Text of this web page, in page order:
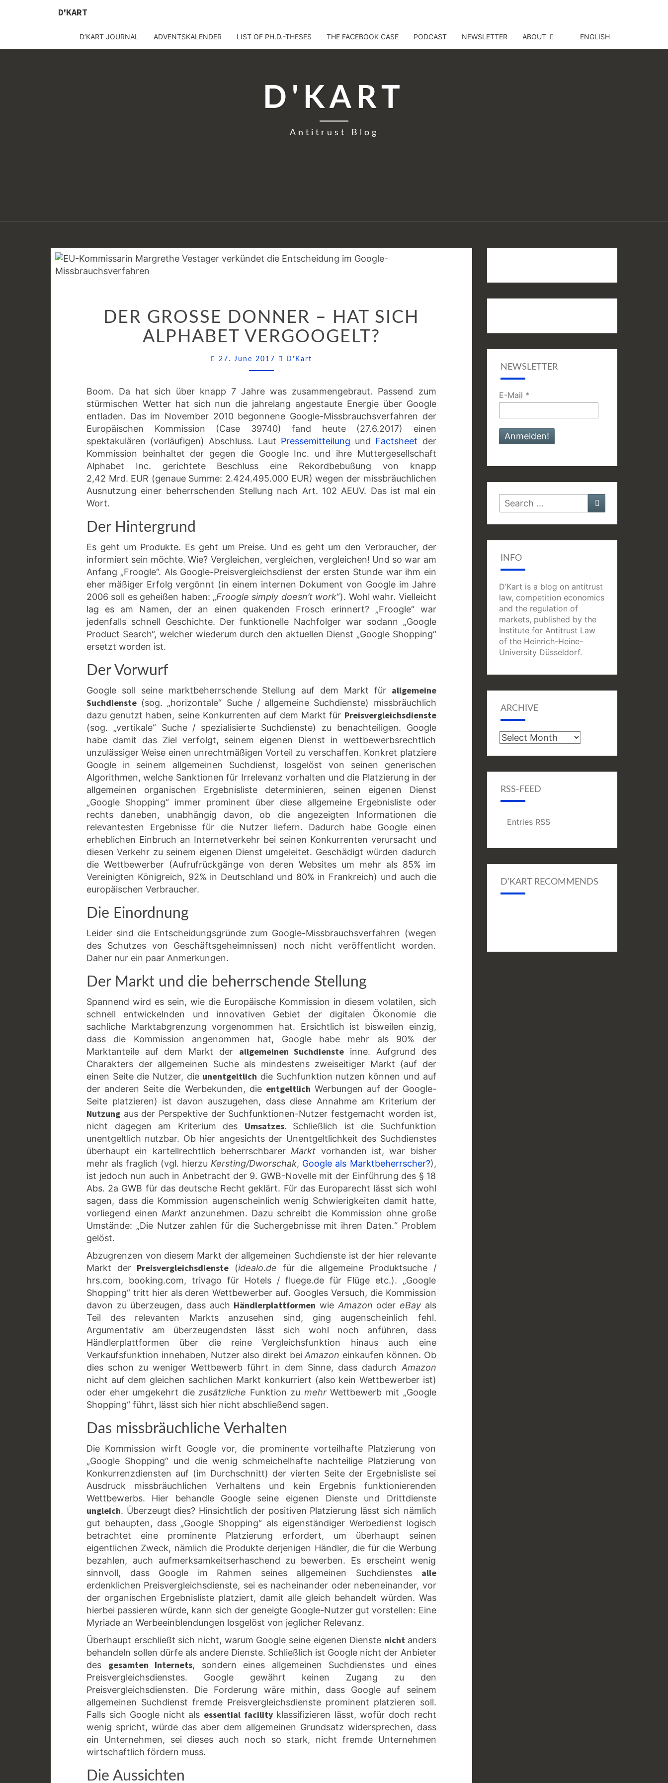
D'KART
D’KART JOURNAL ADVENTSKALENDER LIST OF PH.D.-THESES THE FACEBOOK CASE PODCAST NEWSLETTER ABOUT ENGLISH
D'KART
Antitrust Blog
GROSSE D
ONNER –
H
AT S
ERGOOGELT?
DER GROSSE DONNER – HAT SICH A
LPHABET VERGOOGELT?
27. June 2017 D'Kart
Boom. Da hat sich über knapp 7 Jahre was zusammengebraut. Passend zum
stürmischen Wetter hat sich nun die jahrelang angestaute Energie über Google
entladen. Das im November 2010 begonnene Google-Missbrauchsverfahren der
Europäischen Kommission (Case 39740) fand heute (27.6.2017) einen
spektakulären (vorläufigen) Abschluss. Laut Pressemitteilung und Factsheet der
Kommission beinhaltet der gegen die Google Inc. und ihre Muttergesellschaft
Alphabet Inc. gerichtete Beschluss eine Rekordbebußung von knapp
2,42 Mrd. EUR (genaue Summe: 2.424.495.000 EUR) wegen der missbräuchlichen
Ausnutzung einer beherrschenden Stellung nach Art. 102 AEUV. Das ist mal ein
Wort.
Der Hintergrund
Es geht um Produkte. Es geht um Preise. Und es geht um den Verbraucher, der
informiert sein möchte. Wie? Vergleichen, vergleichen, vergleichen! Und so war am
Anfang „Froogle“. Als Google-Preisvergleichsdienst der ersten Stunde war ihm ein
eher mäßiger Erfolg vergönnt (in einem internen Dokument von Google im Jahre
2006 soll es geheißen haben: „Froogle simply doesn’t work“). Wohl wahr. Vielleicht
lag es am Namen, der an einen quakenden Frosch erinnert? „Froogle“ war
jedenfalls schnell Geschichte. Der funktionelle Nachfolger war sodann „Google
Product Search“, welcher wiederum durch den aktuellen Dienst „Google Shopping“
ersetzt worden ist.
Der Vorwurf
Google soll seine marktbeherrschende Stellung auf dem Markt für allgemeine
Suchdienste (sog. „horizontale“ Suche / allgemeine Suchdienste) missbräuchlich
dazu genutzt haben, seine Konkurrenten auf dem Markt für Preisvergleichsdienste
(sog. „vertikale“ Suche / spezialisierte Suchdienste) zu benachteiligen. Google
habe damit das Ziel verfolgt, seinem eigenen Dienst in wettbewerbsrechtlich
unzulässiger Weise einen unrechtmäßigen Vorteil zu verschaffen. Konkret platziere
Google in seinem allgemeinen Suchdienst, losgelöst von seinen generischen
Algorithmen, welche Sanktionen für Irrelevanz vorhalten und die Platzierung in der
allgemeinen organischen Ergebnisliste determinieren, seinen eigenen Dienst
„Google Shopping“ immer prominent über diese allgemeine Ergebnisliste oder
rechts daneben, unabhängig davon, ob die angezeigten Informationen die
relevantesten Ergebnisse für die Nutzer liefern. Dadurch habe Google einen
erheblichen Einbruch an Internetverkehr bei seinen Konkurrenten verursacht und
diesen Verkehr zu seinem eigenen Dienst umgeleitet. Geschädigt würden dadurch
die Wettbewerber (Aufrufrückgänge von deren Websites um mehr als 85% im
Vereinigten Königreich, 92% in Deutschland und 80% in Frankreich) und auch die
europäischen Verbraucher.
Die Einordnung
Leider sind die Entscheidungsgründe zum Google-Missbrauchsverfahren (wegen
des Schutzes von Geschäftsgeheimnissen) noch nicht veröffentlicht worden.
Daher nur ein paar Anmerkungen.
Der Markt und die beherrschende Stellung
Spannend wird es sein, wie die Europäische Kommission in diesem volatilen, sich
schnell entwickelnden und innovativen Gebiet der digitalen Ökonomie die
sachliche Marktabgrenzung vorgenommen hat. Ersichtlich ist bisweilen einzig,
dass die Kommission angenommen hat, Google habe mehr als 90% der
Marktanteile auf dem Markt der allgemeinen Suchdienste inne. Aufgrund des
Charakters der allgemeinen Suche als mindestens zweiseitiger Markt (auf der
einen Seite die Nutzer, die unentgeltlich die Suchfunktion nutzen können und auf
der anderen Seite die Werbekunden, die entgeltlich Werbungen auf der Google-
Seite platzieren) ist davon auszugehen, dass diese Annahme am Kriterium der
Nutzung aus der Perspektive der Suchfunktionen-Nutzer festgemacht worden ist,
nicht dagegen am Kriterium des Umsatzes. Schließlich ist die Suchfunktion
unentgeltlich nutzbar. Ob hier angesichts der Unentgeltlichkeit des Suchdienstes
überhaupt ein kartellrechtlich beherrschbarer Markt vorhanden ist, war bisher
mehr als fraglich (vgl. hierzu Kersting/Dworschak, Google als Marktbeherrscher?),
ist jedoch nun auch in Anbetracht der 9. GWB-Novelle mit der Einführung des § 18
Abs. 2a GWB für das deutsche Recht geklärt. Für das Europarecht lässt sich wohl
sagen, dass die Kommission augenscheinlich wenig Schwierigkeiten damit hatte,
vorliegend einen Marktanzunehmen. Dazu schreibt die Kommission ohne große
Umstände: „Die Nutzer zahlen für die Suchergebnisse mit ihren Daten.“ Problem
gelöst.
Abzugrenzen von diesem Markt der allgemeinen Suchdienste ist der hier relevante
Markt der Preisvergleichsdienste (idealo.de für die allgemeine Produktsuche /
hrs.com, booking.com, trivago für Hotels / fluege.de für Flüge etc.). „Google
Shopping“ tritt hier als deren Wettbewerber auf. Googles Versuch, die Kommission
davon zu überzeugen, dass auch Händlerplattformen wie Amazon oder eBayals
Teil des relevanten Markts anzusehen sind, ging augenscheinlich fehl.
Argumentativ am überzeugendsten lässt sich wohl noch anführen, dass
Händlerplattformen über die reine Vergleichsfunktion hinaus auch eine
Verkaufsfunktion innehaben, Nutzer also direkt beiAmazon einkaufen können. Ob
dies schon zu weniger Wettbewerb führt in dem Sinne, dass dadurch Amazon
nicht auf dem gleichen sachlichen Markt konkurriert (also kein Wettbewerber ist)
oder eher umgekehrt diezusätzliche Funktion zu mehrWettbewerb mit „Google
Shopping“ führt, lässt sich hier nicht abschließend sagen.
Das missbräuchliche Verhalten
Die Kommission wirft Google vor, die prominente vorteilhafte Platzierung von
„Google Shopping“ und die wenig schmeichelhafte nachteilige Platzierung von
Konkurrenzdiensten auf (im Durchschnitt) der vierten Seite der Ergebnisliste sei
Ausdruck missbräuchlichen Verhaltens und kein Ergebnis funktionierenden
Wettbewerbs. Hier behandle Google seine eigenen Dienste und Drittdienste
ungleich. Überzeugt dies? Hinsichtlich der positiven Platzierung lässt sich nämlich
gut behaupten, dass „Google Shopping“ als eigenständiger Werbedienst logisch
betrachtet eine prominente Platzierung erfordert, um überhaupt seinen
eigentlichen Zweck, nämlich die Produkte derjenigen Händler, die für die Werbung
bezahlen, auch aufmerksamkeitserhaschend zu bewerben. Es erscheint wenig
sinnvoll, dass Google im Rahmen seines allgemeinen Suchdienstes alle
erdenklichen Preisvergleichsdienste, sei es nacheinander oder nebeneinander, vor
der organischen Ergebnisliste platziert, damit alle gleich behandelt würden. Was
hierbei passieren würde, kann sich der geneigte Google-Nutzer gut vorstellen: Eine
Myriade an Werbeeinblendungen losgelöst von jeglicher Relevanz.
Überhaupt erschließt sich nicht, warum Google seine eigenen Dienste nicht anders
behandeln sollen dürfe als andere Dienste. Schließlich ist Google nicht der Anbieter
des gesamten Internets, sondern eines allgemeinen Suchdienstes und eines
Preisvergleichsdienstes. Google gewährt keinen Zugang zu den
Preisvergleichsdiensten. Die Forderung wäre mithin, dass Google auf seinem
allgemeinen Suchdienst fremde Preisvergleichsdienste prominent platzieren soll.
Falls sich Google nicht als essential facilityklassifizieren lässt, wofür doch recht
wenig spricht, würde das aber dem allgemeinen Grundsatz widersprechen, dass
ein Unternehmen, sei dieses auch noch so stark, nicht fremde Unternehmen
wirtschaftlich fördern muss.
Die Aussichten
NEWSLETTER
E-Mail *
Search
for:
Search
INFO
D’Kart is a blog on antitrust
law, competition economics
and the regulation of
markets, published by the
Institute for Antitrust Law
of the Heinrich-Heine-
University Düsseldorf.
ARCHIVE
Archive
RSS-FEED
Entries RSS
D’KART RECOMMENDS